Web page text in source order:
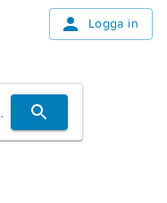
Logga in